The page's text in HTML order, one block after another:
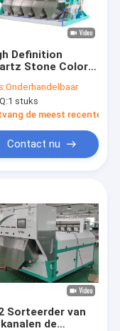
Definition
Stone Color
Onderhandelbaar
1 stuks
de meest recente
Contact nu
Sorteerder van
de